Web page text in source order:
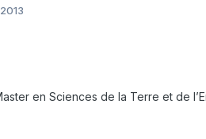
en Sciences de la Terre et de